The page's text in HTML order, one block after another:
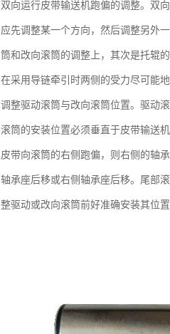
双向运行皮带输送机跑偏的调整。双
应先调整某一个方向，然后调整另外
筒和改向滚筒的调整上，其次是托辊
在采用导链牵引时两侧的受力尽可能地
调整驱动滚筒与改向滚筒位置。驱动
滚筒的安装位置必须垂直于皮带输送
皮带向滚筒的右侧跑偏，则右侧的轴
轴承座后移或右侧轴承座后移。尾部
整驱动或改向滚筒前好准确安装其位置